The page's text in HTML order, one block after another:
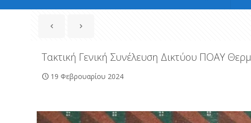
Τακτική Γενική Συνέλευση Δικτύου ΠΟΑΥ
19 Φεβρουαρίου 2024